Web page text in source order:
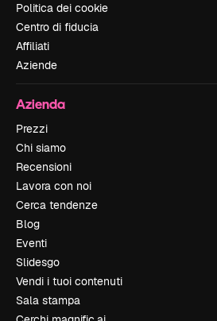
Politica dei cookie
Centro di fiducia
Affiliati
Aziende
Azienda
Prezzi
Chi siamo
Recensioni
Lavora con noi
Cerca tendenze
Blog
Eventi
Slidesgo
Vendi i tuoi contenuti
Sala stampa